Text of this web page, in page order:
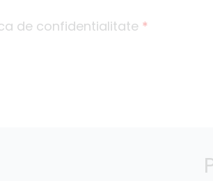
de confidentialitate *